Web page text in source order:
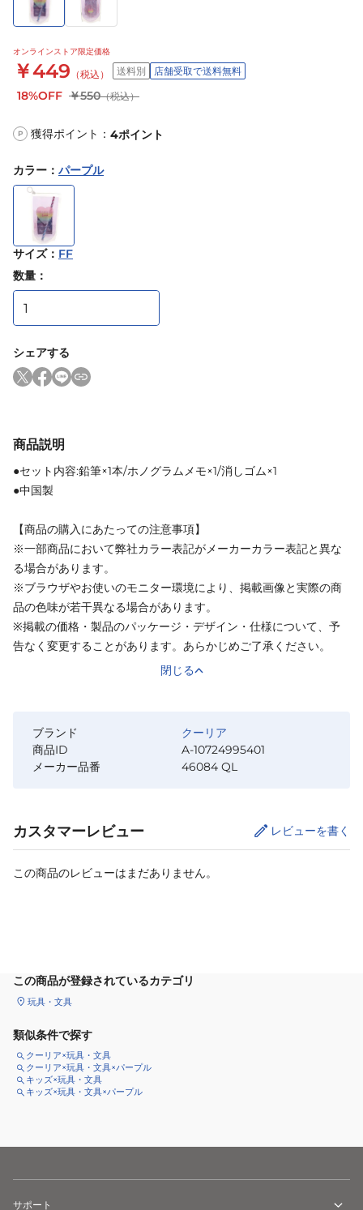
オンラインストア限定価格
￥449 （税込） 送料別 店舗受取で送料無料
18%OFF ￥550（税込）
P 獲得ポイント： 4ポイント
カラー ： パープル
サイズ： FF
数量：
シェアする
商品説明
●セット内容:鉛筆×1本/ホノグラムメモ×1/消しゴム×1
●中国製
【商品の購入にあたっての注意事項】
※一部商品において弊社カラー表記がメーカーカラー表記と異な
る場合があります。
※ブラウザやお使いのモニター環境により、掲載画像と実際の商
品の色味が若干異なる場合があります。
※掲載の価格・製品のパッケージ・デザイン・仕様について、予
告なく変更することがあります。あらかじめご了承ください。
閉じる
ブランド
クーリア
商品ID
A-10724995401
メーカー品番
46084 QL
カスタマーレビュー レビューを書く
この商品のレビューはまだありません。
この商品が登録されているカテゴリ
玩具・文具
類似条件で探す
クーリア×玩具・文具
クーリア×玩具・文具×パープル
キッズ×玩具・文具
キッズ×玩具・文具×パープル
サポート